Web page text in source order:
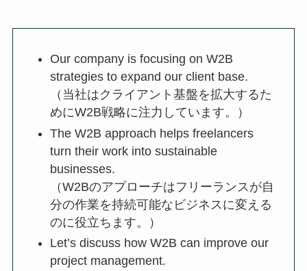
Our company is focusing on W2B
strategies to expand our client base.
（当社はクライアント基盤を拡大するた
めにW2B戦略に注力しています。）
The W2B approach helps freelancers
turn their work into sustainable
businesses.
（W2Bのアプローチはフリーランスが自
分の作業を持続可能なビジネスに変える
のに役立ちます。）
Let’s discuss how W2B can improve our
project management.